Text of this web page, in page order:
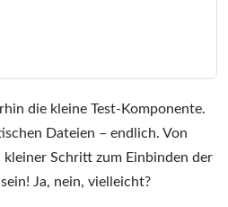
die kleine Test-Komponente.
Dateien – endlich. Von
Schritt zum Einbinden der
Ja, nein, vielleicht?